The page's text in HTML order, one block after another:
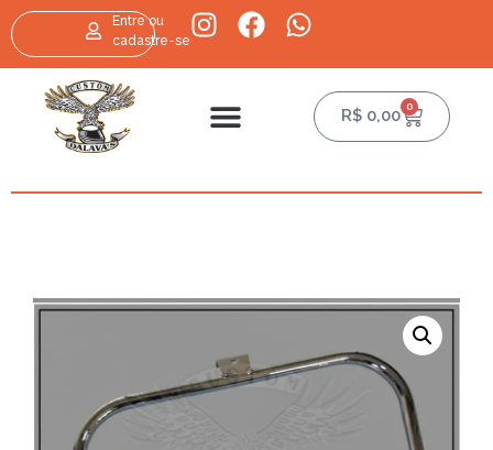
Entre ou
cadastre-se
R$ 0,00 0